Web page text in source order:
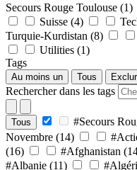
Secours Rouge Toulouse (1)
Suisse (4)
Turquie-Kurdistan (8)
Utilities (1)
Tags
Au moins un Tous
Rechercher dans les tags
Tous #Secours
Novembre (14)
(16)
#Afghanistan
#Albanie (11)